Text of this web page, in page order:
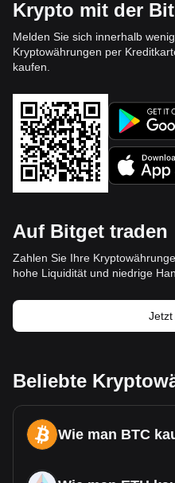
Krypto mit der
Melden Sie sich innerhalb
Kryptowährungen per
kaufen.
Auf Bitget traden
Zahlen Sie Ihre
hohe Liquidität und niedrige
Jetzt
Beliebte
Wie man BTC